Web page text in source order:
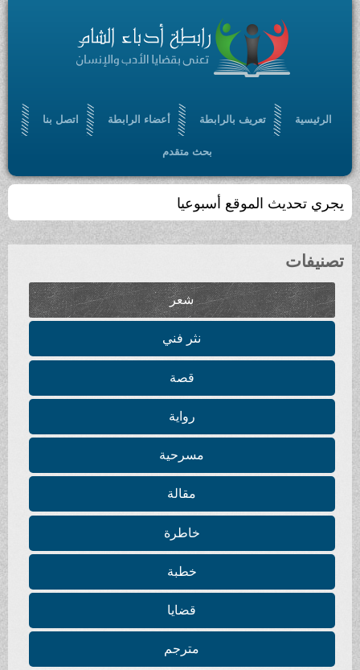
الرئيسية تعريف بالرابطة أعضاء الرابطة اتصل بنا
بحث متقدم
يجري تحديث الموقع أسبوعيا
تصنيفات
شعر
نثر فني
قصة
رواية
مسرحية
مقالة
خاطرة
خطبة
قضايا
مترجم